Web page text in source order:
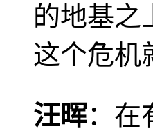
的地基之
这个危机
汪晖：在